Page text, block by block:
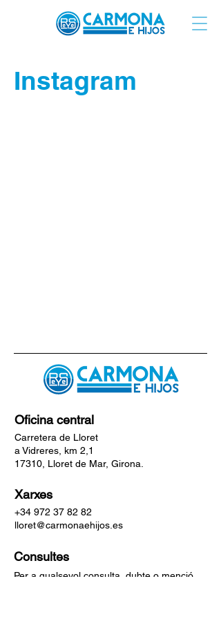
Instagram
Oficina central
Carretera de Lloret
a Vidreres, km 2,1
17310, Lloret de Mar, Girona.
Xarxes
+34 972 37 82 82
lloret@carmonaehijos.es
Consultes
Per a qualsevol consulta, dubte o menció,